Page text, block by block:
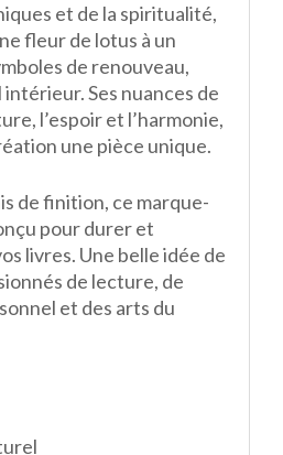
et de la spiritualité,
fleur de lotus à un
de renouveau,
intérieur. Ses nuances de
l’espoir et l’harmonie,
une pièce unique.
de finition, ce marque-
pour durer et
livres. Une belle idée de
de lecture, de
et des arts du